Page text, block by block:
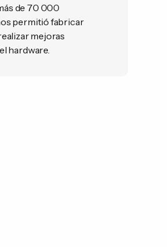
de 70 000
permitió fabricar
mejoras
hardware.